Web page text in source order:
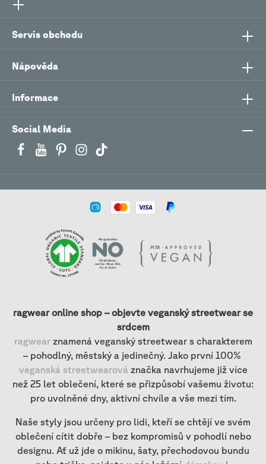
Social Media
Servis obchodu
Nápověda
Informace
ragwear online shop – objevte veganský streetwear se
srdcem
ragwearznamená veganský streetwear s charakterem
– pohodlný, městský a jedinečný. Jako první 100%
veganská streetwearová značka navrhujeme již více
než 25 let oblečení, které se přizpůsobí vašemu životu:
pro uvolněné dny, aktivní chvíle a vše mezi tím.
Naše styly jsou určeny pro lidi, kteří se chtějí ve svém
oblečení cítit dobře – bez kompromisů v pohodlí nebo
designu. Ať už jde o mikinu, šaty, přechodovou bundu